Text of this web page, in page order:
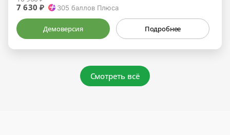
7 630 ₽ 305 баллов Плюса
Демоверсия Подробнее
Смотреть всё